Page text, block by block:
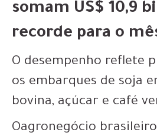
somam US$ 10,9
recorde para o
O desempenho reflete
os embarques de soja
bovina, açúcar e café
Oagronegócio